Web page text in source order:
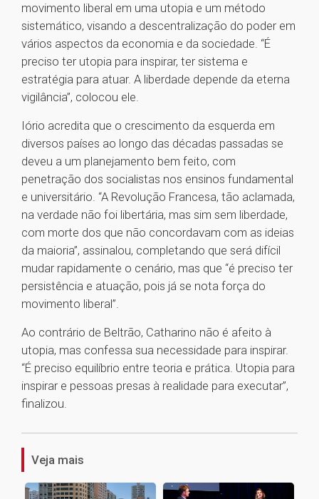
movimento liberal em uma utopia e um método
sistemático, visando a descentralização do poder em
vários aspectos da economia e da sociedade. “É
preciso ter utopia para inspirar, ter sistema e
estratégia para atuar. A liberdade depende da eterna
vigilância”, colocou ele.
Iório acredita que o crescimento da esquerda em
diversos países ao longo das décadas passadas se
deveu a um planejamento bem feito, com
penetração dos socialistas nos ensinos fundamental
e universitário. “A Revolução Francesa, tão aclamada,
na verdade não foi libertária, mas sim sem liberdade,
com morte dos que não concordavam com as ideias
da maioria”, assinalou, completando que será difícil
mudar rapidamente o cenário, mas que “é preciso ter
persistência e atuação, pois já se nota força do
movimento liberal”.
Ao contrário de Beltrão, Catharino não é afeito à
utopia, mas confessa sua necessidade para inspirar.
“É preciso equilíbrio entre teoria e prática. Utopia para
inspirar e pessoas presas à realidade para executar”,
finalizou.
Veja mais